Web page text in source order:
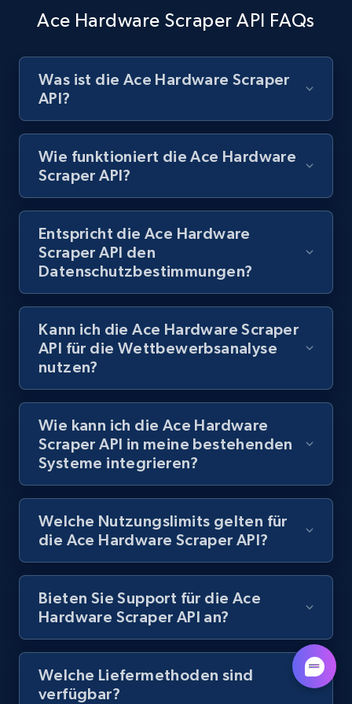
Best Buy products - Collect data on
products using specified keywords
URL, Product id, Title, Images, Final price,
1.1K+ 149+
Lazada - Products
URL, Title, Rating, Reviews, Initial price, Final
991+ 165+ Gratis testen
Lazada - Products - Discover products by
keyword
URL, Title, Rating, Reviews, Initial price, Final
price, Currency, Stock, and more.
991+ 165+ Gratis testen
Lazada - Products - Discover products by
category URL or brand URL
Ace Hardware Scraper API FAQs
Was ist die Ace Hardware Scraper
API?
Wie funktioniert die Ace Hardware
Scraper API?
Entspricht die Ace Hardware
Scraper API den
Datenschutzbestimmungen?
Kann ich die Ace Hardware Scraper
API für die Wettbewerbsanalyse
nutzen?
Wie kann ich die Ace Hardware
Scraper API in meine bestehenden
Systeme integrieren?
Welche Nutzungslimits gelten für
die Ace Hardware Scraper API?
Bieten Sie Support für die Ace
Hardware Scraper API an?
Welche Liefermethoden sind
verfügbar?